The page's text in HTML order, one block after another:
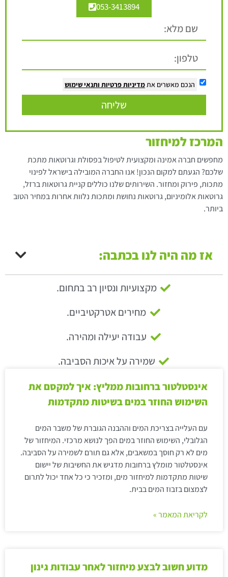
053-3413894
הנכם מאשרים אתמדיניות פרטיות ותנאי שימוש
שליחה
המרכז למיחזור
מחפשים חברה אמינה ומקצועית לטיפול בפסולת וגרוטאות מתכת
שלכם? הגעתם למקום הנכון! אנו החברה המובילה בישראל לפינוי
מתכות, פירוק ומחזור. השירותים שלנו כוללים קניית גרוטאות ברזל,
גרוטאות אלומיניום, גרוטאות נחושת ומתכות נלוות אחרות במחיר הטוב
ביותר.
אז מה היה לנו בכתבה:
מקצועיות ונסיון רב בתחום.
מחירים אטרקטיביים.
עבודה יעילה ומהירה.
שמירה על איכות הסביבה.
אינסטלטור ברחובות ממליץ: איך למקסם את
השימוש החוזר במים בשיטות מתקדמות
עם העלייה בצריכת המים וההבנה הגוברת של משבר המים
הגלובלי, השימוש החוזר במים הפך לנושא מרכזי. המיחזור של
מים לא רק חוסך במשאבים, אלא גם תורם לשמירה על הסביבה.
אינסטלטור מומלץ ברחובות מדגיש את החשיבות של יישום
שיטות מתקדמות למיחזור מים, ומזכיר כי כל אחד יכול לתרום
לצמצום בזבוז המים בבית.
לקריאת המאמר »
מדוע חשוב לבצע מיחזור לאחר עבודות גינון